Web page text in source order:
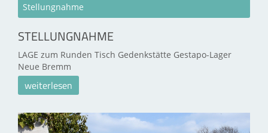
Stellungnahme
STELLUNGNAHME
LAGE zum Runden Tisch Gedenkstätte Gestapo-Lager
Neue Bremm
weiterlesen